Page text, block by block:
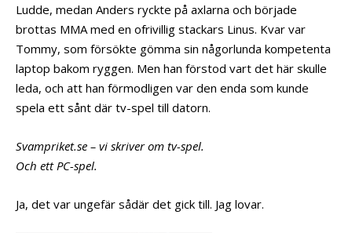
Ludde, medan Anders ryckte på axlarna och började
brottas MMA med en ofrivillig stackars Linus. Kvar var
Tommy, som försökte gömma sin någorlunda kompetenta
laptop bakom ryggen. Men han förstod vart det här skulle
leda, och att han förmodligen var den enda som kunde
spela ett sånt där tv-spel till datorn.
Svampriket.se – vi skriver om tv-spel.
Och ett PC-spel.
Ja, det var ungefär sådär det gick till. Jag lovar.